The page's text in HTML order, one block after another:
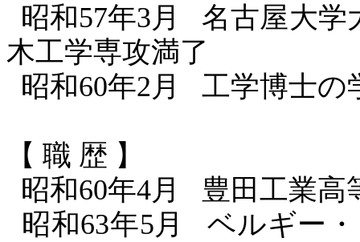
昭和57年3月
名古屋大学
木工学専攻満了
昭和60年2 月 工学博士の
【 職 歴 】
昭和60年4月
豊田工業高
昭和63年5月
ベルギー